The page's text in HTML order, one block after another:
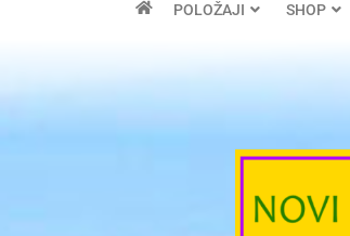
POLOŽAJI SHOP